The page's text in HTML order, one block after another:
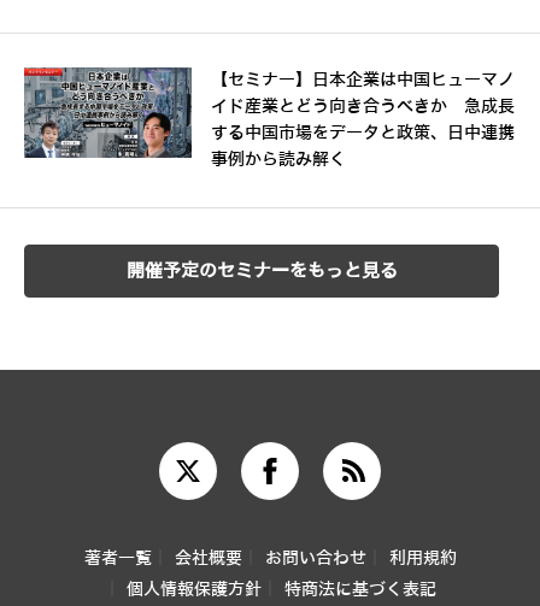
【セミナー】日本企業は中国ヒューマノ
イド産業とどう向き合うべきか 急成長
する中国市場をデータと政策、日中連携
事例から読み解く
開催予定のセミナーをもっと見る
著者一覧 会社概要 お問い合わせ
利用規約
個人情報保護方針
特商法に基づく表記